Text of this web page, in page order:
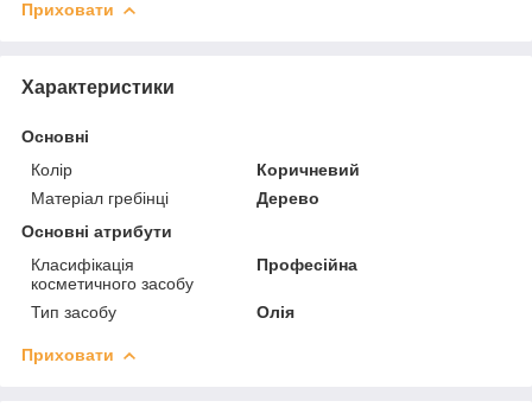
Приховати
Характеристики
Основні
Колір
Коричневий
Матеріал гребінці
Дерево
Основні атрибути
Класифікація
косметичного засобу
Професійна
Тип засобу Олія
Приховати